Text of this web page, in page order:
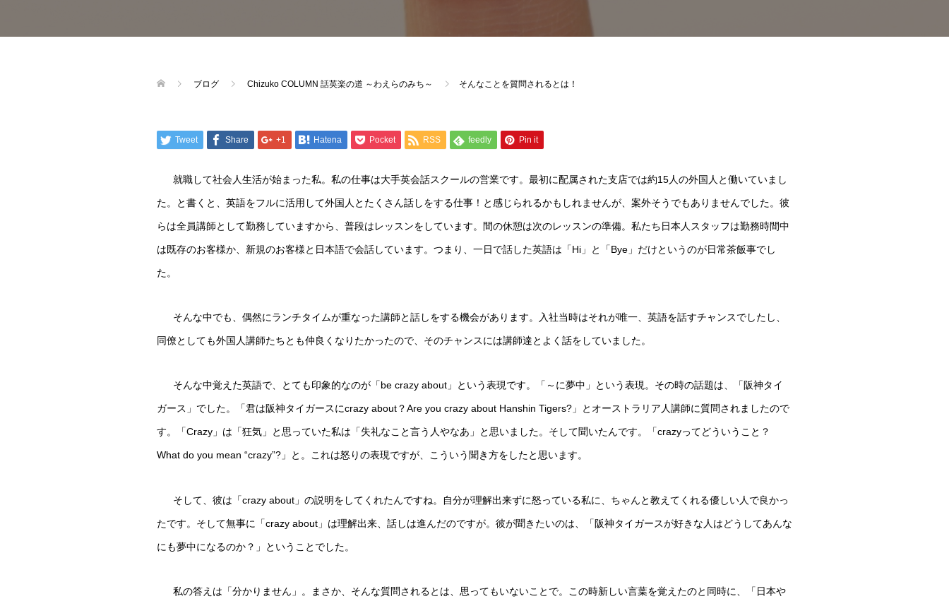
ブログ Chizuko COLUMN 話英楽の道 ～わえらのみち～ そんなことを質問されるとは！
Tweet Share +1 Hatena Pocket RSS feedly Pin it
就職して社会人生活が始まった私。私の仕事は大手英会話スクールの営業です。最初に配属された支店では約15人の外国人と働いていまし
た。と書くと、英語をフルに活用して外国人とたくさん話しをする仕事！と感じられるかもしれませんが、案外そうでもありませんでした。彼
らは全員講師として勤務していますから、普段はレッスンをしています。間の休憩は次のレッスンの準備。私たち日本人スタッフは勤務時間中
は既存のお客様か、新規のお客様と日本語で会話しています。つまり、一日で話した英語は「Hi 」と「Bye 」だけというのが日常茶飯事でし
た。
そんな中でも、偶然にランチタイムが重なった講師と話しをする機会があります。入社当時はそれが唯一、英語を話すチャンスでしたし、
同僚としても外国人講師たちとも仲良くなりたかったので、そのチャンスには講師達とよく話をしていました。
そんな中覚えた英語で、とても印象的なのが「be crazy about」という表現です。「～に夢中」という表現。その時の話題は、「阪神タイ
ガース」でした。「君は阪神タイガースにcrazy about ？Are you crazy about Hanshin Tigers? 」とオーストラリア人講師に質問されましたので
す。「Crazy 」は「狂気」と思っていた私は「失礼なこと言う人やなあ」と思いました。そして聞いたんです。「crazyってどういうこと？
What do you mean “crazy”? 」と。これは怒りの表現ですが、こういう聞き方をしたと思います。
そして、彼は「crazy about」の説明をしてくれたんですね。自分が理解出来ずに怒っている私に、ちゃんと教えてくれる優しい人で良かっ
たです。そして無事に「crazy about 」は理解出来、話しは進んだのですが。彼が聞きたいのは、「阪神タイガースが好きな人はどうしてあんな
にも夢中になるのか？」ということでした。
私の答えは「分かりません」。まさか、そんな質問されるとは、思ってもいないことで。この時新しい言葉を覚えたのと同時に、「日本や